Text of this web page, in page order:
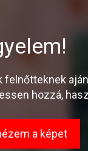
hozzá,
a képet